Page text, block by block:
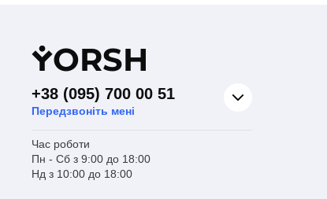
YORSH
+38 (095) 700 00 51
Передзвоніть мені
Час роботи
Пн - Сб з 9:00 до 18:00
Нд з 10:00 до 18:00